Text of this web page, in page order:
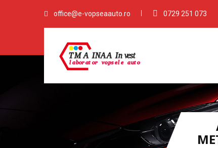
office@e-vopseaauto.ro 0729 251 073